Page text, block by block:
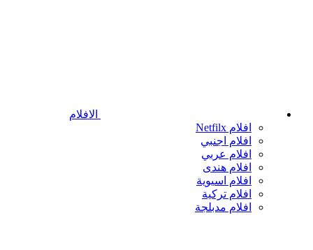
الافلام
افلام Netfilx
افلام اجنبي
افلام عربي
افلام هندى
افلام اسيوية
افلام تركية
افلام مدبلجة